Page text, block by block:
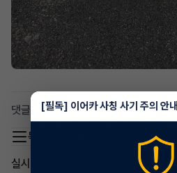
댓글 0
목록 이동
실시간 인기글
[필독] 이어카 사칭 사기 주의 안내